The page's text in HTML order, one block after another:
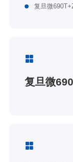
复旦微
复旦微